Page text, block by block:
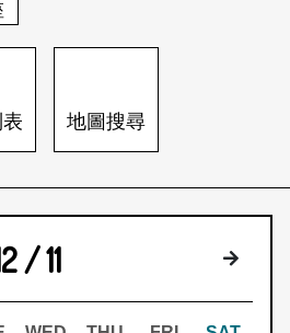
登入/註冊
地圖搜尋
/ 11 下個月